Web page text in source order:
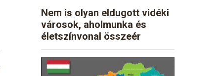
Nem is olyan eldugott vidéki
városok, aholmunka és
életszínvonal összeér